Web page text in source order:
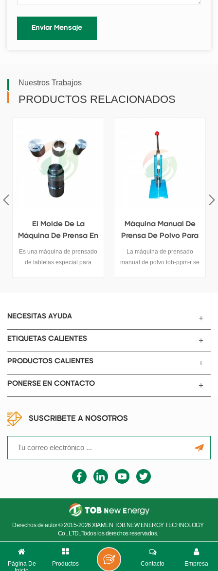
Nuestros Trabajos
PRODUCTOS RELACIONADOS
Máquina Manual De
Prensa De Polvo Para
La Fabricación De
Electrodos De Batería
La máquina de prensado
manual de polvo tob-ppm-r se
ideal para que el laboratorio
científicas en empresas,
Prensa Hidráulica
Compactadora De
Polvo
El manual de la máquina de
prensa de polvo cosmético
NECESITAS AYUDA
ETIQUETAS CALIENTES
PRODUCTOS CALIENTES
PONERSE EN CONTACTO
SUSCRIBETE A NOSOTROS
Derechos de autor © 2015-2026 XIAMEN TOB NEW ENERGY TECHNOLOGY
Co., LTD..Todos los derechos reservados.
Página De
Productos Empresa
Contacto